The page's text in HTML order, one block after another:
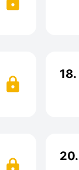
18.
20.